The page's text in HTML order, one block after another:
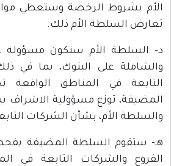
الأم بشروط الرخصة وستعطي
تعارض السلطة الأم ذلك.
د- السلطة الأم ستكون مسؤولة
والشاملة على البنوك، بما في
التابعة في المناطق الواقعة
المضيفة، توزع مسؤولية الاشراف
والسلطة الأم، بشأن الشركات
هـ- ستقوم السلطة المضيفة
الفروع والشركات التابعة في